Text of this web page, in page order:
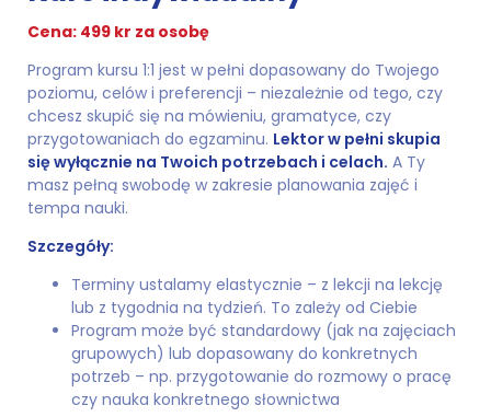
Cena: 499 kr za osobę
Program kursu 1:1 jest w pełni dopasowany do Twojego
poziomu, celów i preferencji – niezależnie od tego, czy
chcesz skupić się na mówieniu, gramatyce, czy
przygotowaniach do egzaminu. Lektor w pełni skupia
się wyłącznie na Twoich potrzebach i celach. A Ty
masz pełną swobodę w zakresie planowania zajęć i
tempa nauki.
Szczegóły:
Terminy ustalamy elastycznie – z lekcji na lekcję
lub z tygodnia na tydzień. To zależy od Ciebie
Program może być standardowy (jak na zajęciach
grupowych) lub dopasowany do konkretnych
potrzeb – np. przygotowanie do rozmowy o pracę
czy nauka konkretnego słownictwa